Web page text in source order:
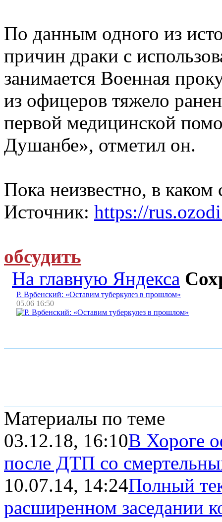
По данным одного из
причин драки с
занимается Военная
из офицеров тяжело
первой медицинской
Душанбе», отметил он.
Пока неизвестно, в каком
Источник: https://
обсудить
На главную Яндекса
Р. Врбенский: «Оставим туберкулез в прошлом»
05.06 16:50
Материалы по теме
03.12.18, 16:10В Хороге
после ДТП со
10.07.14, 14:24Полный
расширенном заседании